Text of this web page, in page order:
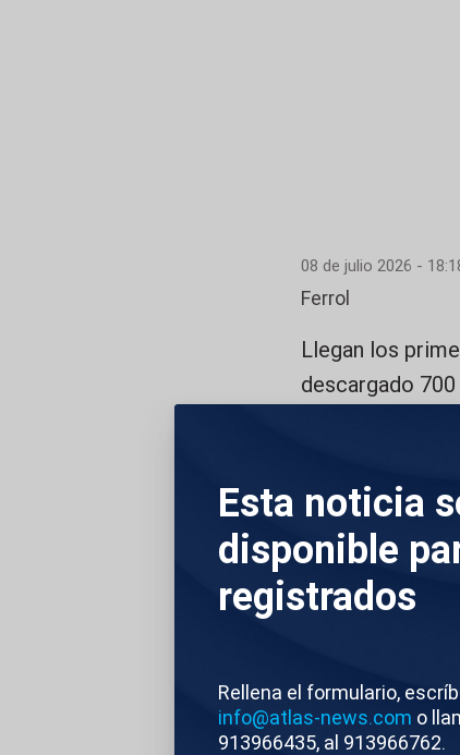
Esta noticia
disponible
registrados
Rellena el formulario,
info@atlas-news.com o
913966435, al 913966762.
08 de julio 2026 -
Ferrol
Llegan los
descargado
DESCRIPCIÓN
RECURSOS
PRUEBA DE
EXTERIOR